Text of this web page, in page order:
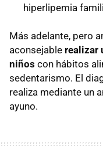
hiperlipemia
Más adelante, pero
aconsejable realizar
niños con hábitos
sedentarismo. El
realiza mediante un
ayuno.